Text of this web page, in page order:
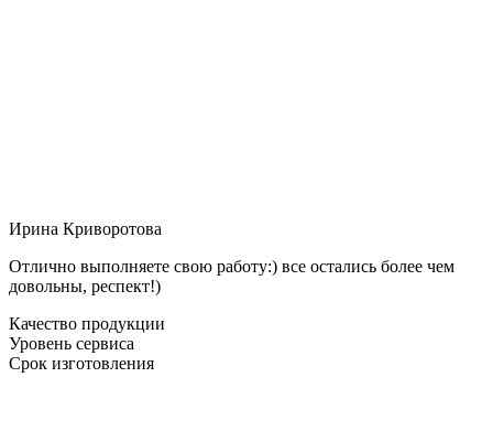
Ирина Криворотова
Отлично выполняете свою работу:) все остались более чем
довольны, респект!)
Качество продукции
Уровень сервиса
Срок изготовления